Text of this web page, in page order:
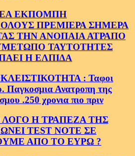
ΕΚΠΟΜΠΗ
ΠΡΕΜΙΕΡΑ ΣΗΜΕΡΑ
ΤΗΝ ΑΝΟΠΑΙΑ ΑΤΡΑΠΟ
ΤΑΥΤΟΤΗΤΕΣ
Η ΕΛΠΙΔΑ
: Ταφοι
Παγκοσμια Ανατροπη της
.250 χρονια πιο πριν
Η ΤΡΑΠΕΖΑ ΤΗΣ
TEST NOTE ΣΕ
ΑΠΟ ΤΟ ΕΥΡΩ ?